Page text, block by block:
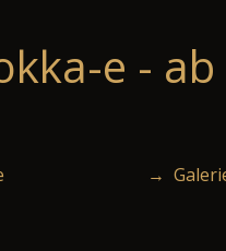
e -
→